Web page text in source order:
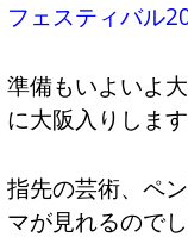
フェスティバル
準備もいよいよ
に大阪入りします
指先の芸術、ペ
マが見れるので